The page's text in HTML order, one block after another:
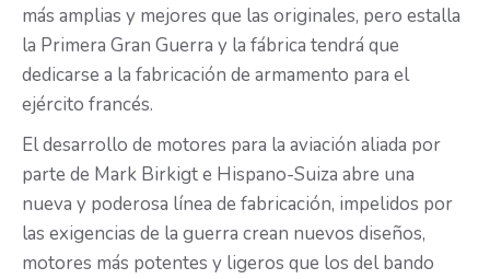
más amplias y mejores que las originales, pero estalla
la Primera Gran Guerra y la fábrica tendrá que
dedicarse a la fabricación de armamento para el
ejército francés.
El desarrollo de motores para la aviación aliada por
parte de Mark Birkigt e Hispano-Suiza abre una
nueva y poderosa línea de fabricación, impelidos por
las exigencias de la guerra crean nuevos diseños,
motores más potentes y ligeros que los del bando